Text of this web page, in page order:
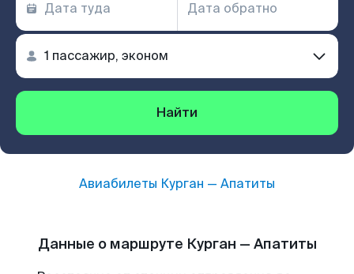
Найти
Авиабилеты Курган — Апатиты
Данные о маршруте Курган — Апатиты